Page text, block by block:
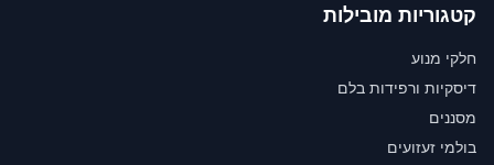
קטגוריות מובילות
חלקי מנוע
דיסקיות ורפידות בלם
מסננים
בולמי זעזועים